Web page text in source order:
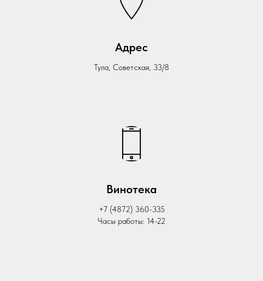
Адрес
Тула, Советская, 33/8
Винотека
+7 (4872) 360-335
Часы работы: 14-22